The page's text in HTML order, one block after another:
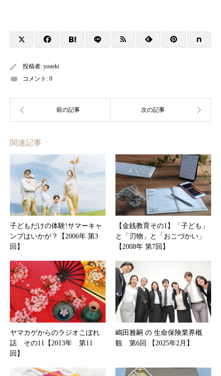
投稿者: youeki
コメント: 0
関連記事
子どもだけの体験!サマーキャ
ンプはいかが？【2006年 第3
回】
【金銭教育その1】「子ども」
と「刃物」と「おこづかい」
【2008年 第7回】
ヤマカゲからのラジオこぼれ
話 その11【2013年 第11
回】
嶋田雅嗣 の 生命保険業界概
観 第6回 【2025年2月】